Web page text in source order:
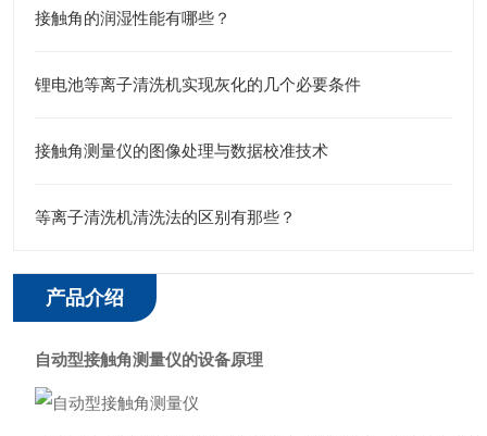
接触角的润湿性能有哪些？
锂电池等离子清洗机实现灰化的几个必要条件
接触角测量仪的图像处理与数据校准技术
等离子清洗机清洗法的区别有那些？
产品介绍
自动型接触角测量仪的设备原理